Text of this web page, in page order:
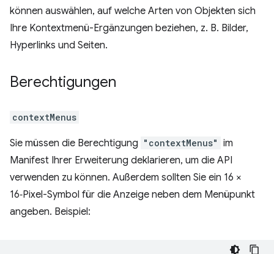
können auswählen, auf welche Arten von Objekten sich
Ihre Kontextmenü-Ergänzungen beziehen, z. B. Bilder,
Hyperlinks und Seiten.
Berechtigungen
contextMenus
Sie müssen die Berechtigung "contextMenus" im
Manifest Ihrer Erweiterung deklarieren, um die API
verwenden zu können. Außerdem sollten Sie ein 16 ×
16‑Pixel-Symbol für die Anzeige neben dem Menüpunkt
angeben. Beispiel: